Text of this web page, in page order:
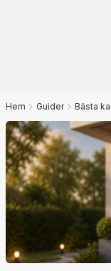
Hem Guider Bästa